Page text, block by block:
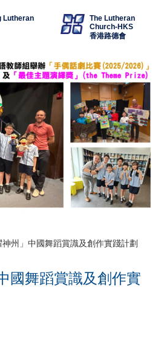
Lutheran
The Lutheran
Church-HKS
香港路德會
神州」中國舞蹈賞識及創作實踐計劃
國舞蹈賞識及創作實